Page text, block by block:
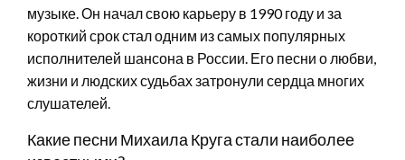
музыке. Он начал свою карьеру в 1990 году и за
короткий срок стал одним из самых популярных
исполнителей шансона в России. Его песни о любви,
жизни и людских судьбах затронули сердца многих
слушателей.
Какие песни Михаила Круга стали наиболее